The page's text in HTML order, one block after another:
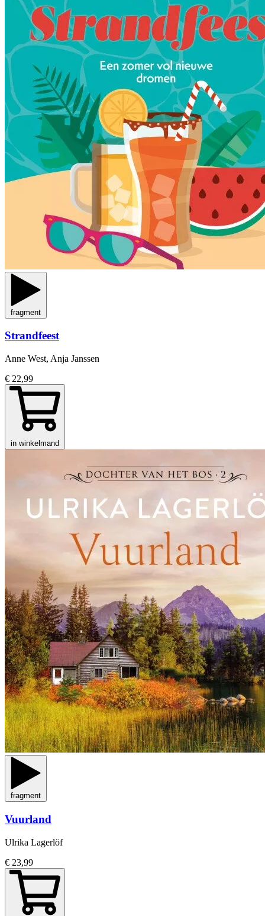
fragment
Strandfeest
Anne West, Anja Janssen
€ 22,99
in winkelmand
fragment
Vuurland
Ulrika Lagerlöf
€ 23,99